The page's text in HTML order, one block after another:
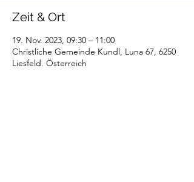
Zeit & Ort
19. Nov. 2023, 09:30 – 11:00
Christliche Gemeinde Kundl, Luna 67, 6250
Liesfeld, Österreich